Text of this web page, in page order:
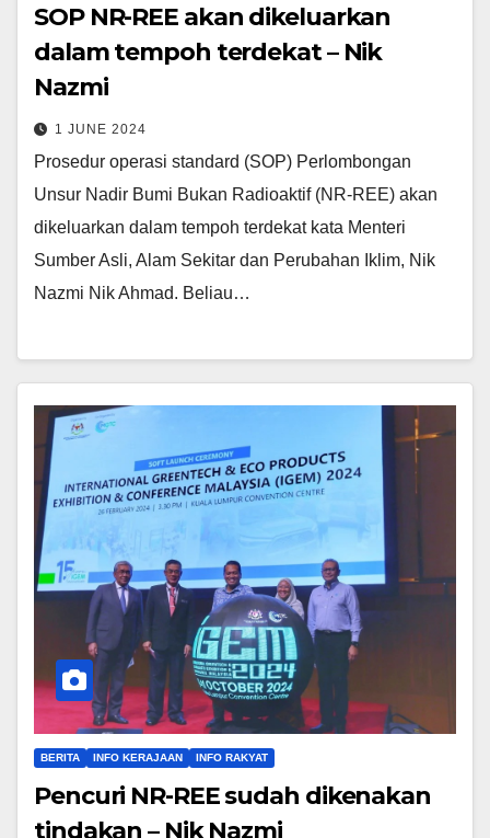
SOP NR-REE akan dikeluarkan
dalam tempoh terdekat – Nik
Nazmi
1 JUNE 2024
Prosedur operasi standard (SOP) Perlombongan
Unsur Nadir Bumi Bukan Radioaktif (NR-REE) akan
dikeluarkan dalam tempoh terdekat kata Menteri
Sumber Asli, Alam Sekitar dan Perubahan Iklim, Nik
Nazmi Nik Ahmad. Beliau…
BERITA INFO KERAJAAN INFO RAKYAT
Pencuri NR-REE sudah dikenakan
tindakan – Nik Nazmi